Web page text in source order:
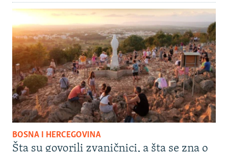
BOSNA I HERCEGOVINA
Šta su govorili zvaničnici, a šta se zna o